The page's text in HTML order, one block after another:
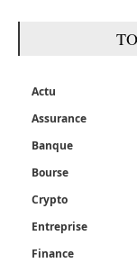
Actu
Assurance
Banque
Bourse
Crypto
Entreprise
Finance